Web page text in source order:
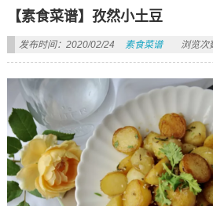
【素食菜谱】孜然小土豆
发布时间：2020/02/24 素食菜谱 浏览次